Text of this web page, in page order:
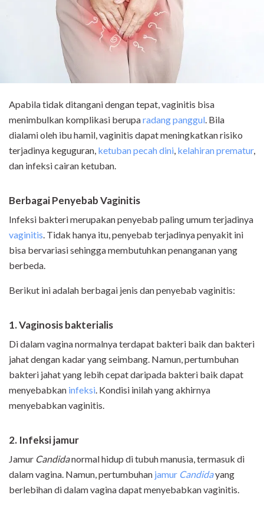
Apabila tidak ditangani dengan tepat, vaginitis bisa
menimbulkan komplikasi beruparadang panggul. Bila
dialami oleh ibu hamil, vaginitis dapat meningkatkan risiko
terjadinya keguguran, ketuban pecah dini, kelahiran prematur,
dan infeksi cairan ketuban.
Berbagai Penyebab Vaginitis
Infeksi bakteri merupakan penyebab paling umum terjadinya
vaginitis. Tidak hanya itu, penyebab terjadinya penyakit ini
bisa bervariasi sehingga membutuhkan penanganan yang
berbeda.
Berikut ini adalah berbagai jenis dan penyebab vaginitis:
1. Vaginosis bakterialis
Di dalam vagina normalnya terdapat bakteri baik dan bakteri
jahat dengan kadar yang seimbang. Namun, pertumbuhan
bakteri jahat yang lebih cepat daripada bakteri baik dapat
menyebabkan infeksi. Kondisi inilah yang akhirnya
menyebabkan vaginitis.
2. Infeksi jamur
Jamur Candidanormal hidup di tubuh manusia, termasuk di
dalam vagina. Namun, pertumbuhan jamur Candidayang
berlebihan di dalam vagina dapat menyebabkan vaginitis.